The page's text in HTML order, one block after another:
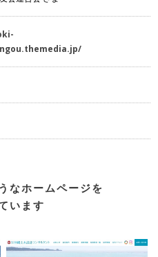
なホームページを
います